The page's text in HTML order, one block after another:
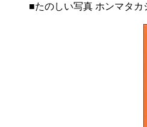
■たのしい写真 ホンマタカ